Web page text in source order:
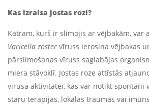
Kas izraisa jostas rozi?
Katram, kurš ir slimojis ar vējbakām, var
Varicella zoster vīruss ierosina vējbakas
pārslimošanas vīruss saglabājas
miera stāvoklī. Jostas roze attīstās
vīrusa aktivitātei, kas var notikt spontāni
staru terapijas, lokālas traumas vai